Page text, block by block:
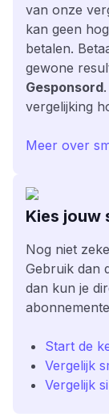
van onze
kan geen
betalen.
gewone
Gesponsord
vergelijking
Meer over
Kies jouw
Nog niet
Gebruik dan
dan kun je
Start de
Vergelijk
Vergelijk